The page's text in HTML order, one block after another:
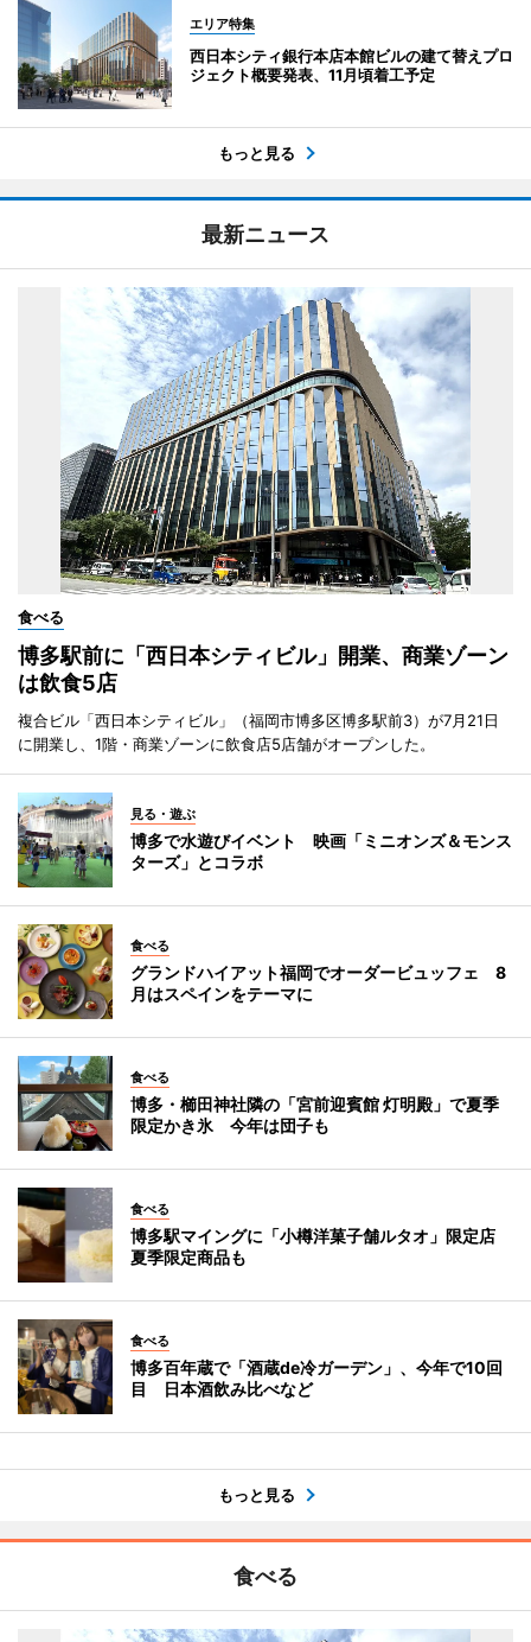
エリア特集
西日本シティ銀行本店本館ビルの建て替えプロ
ジェクト概要発表、11月頃着工予定
もっと見る
最新ニュース
食べる
博多駅前に「西日本シティビル」開業、商業ゾーン
は飲食5店
複合ビル「西日本シティビル」（福岡市博多区博多駅前3）が7月21日
に開業し、1階・商業ゾーンに飲食店5店舗がオープンした。
見る・遊ぶ
博多で水遊びイベント 映画「ミニオンズ＆モンス
ターズ」とコラボ
食べる
グランドハイアット福岡でオーダービュッフェ 8
月はスペインをテーマに
食べる
博多・櫛田神社隣の「宮前迎賓館 灯明殿」で夏季
限定かき氷 今年は団子も
食べる
博多駅マイングに「小樽洋菓子舗ルタオ」限定店
夏季限定商品も
食べる
博多百年蔵で「酒蔵de冷ガーデン」、今年で10回
目 日本酒飲み比べなど
もっと見る
食べる